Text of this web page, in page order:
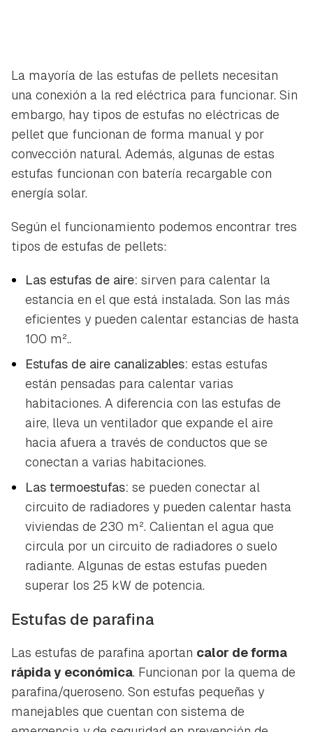
La mayoría de las estufas de pellets necesitan
una conexión a la red eléctrica para funcionar. Sin
embargo, hay tipos de estufas no eléctricas de
pellet que funcionan de forma manual y por
convección natural. Además, algunas de estas
estufas funcionan con batería recargable con
energía solar.
Según el funcionamiento podemos encontrar tres
tipos de estufas de pellets:
Las estufas de aire: sirven para calentar la
estancia en el que está instalada. Son las más
eficientes y pueden calentar estancias de hasta
100 m²..
Estufas de aire canalizables: estas estufas
están pensadas para calentar varias
habitaciones. A diferencia con las estufas de
aire, lleva un ventilador que expande el aire
hacia afuera a través de conductos que se
conectan a varias habitaciones.
Las termoestufas: se pueden conectar al
circuito de radiadores y pueden calentar hasta
viviendas de 230 m². Calientan el agua que
circula por un circuito de radiadores o suelo
radiante. Algunas de estas estufas pueden
superar los 25 kW de potencia.
Estufas de parafina
Las estufas de parafina aportan calor de forma
rápida y económica. Funcionan por la quema de
parafina/queroseno. Son estufas pequeñas y
manejables que cuentan con sistema de